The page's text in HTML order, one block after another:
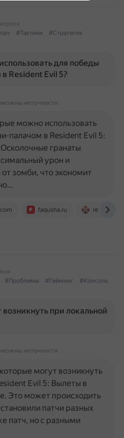
апреля
#Тактики
#Стратегия
для победы
Resident Evil 5?
неточности
faqusha.ru
можно использовать
палачом в Resident Evil 5:
гранаты
урон и
зомби, что экономит
мая
#Проблемы #Гейминг
#Консоль
при локальной
неточности
могут возникнуть
Evil 5: Вылеты в
Это может происходить
патчи разных
патч, но с разными